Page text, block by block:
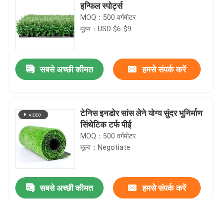
इन्फिल स्पोर्ट्स
MOQ：500 वर्गमीटर
मूल्य：USD $6-$9
सबसे अच्छी कीमत हमसे संपर्क करें
टेनिस इनडोर सांस लेने योग्य सुंदर भूनिर्माण
सिंथेटिक टर्फ पीई
MOQ：500 वर्गमीटर
मूल्य：Negotiate
सबसे अच्छी कीमत हमसे संपर्क करें